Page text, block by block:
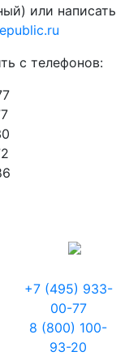
или написать
с телефонов:
+7 (495) 933-
00-77
8 (800) 100-
93-20